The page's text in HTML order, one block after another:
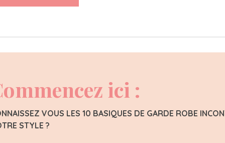
ici :
VOUS LES 10 BASIQUES DE GARDE ROBE
STYLE ?